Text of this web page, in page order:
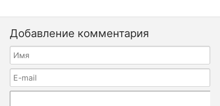
Добавление комментария